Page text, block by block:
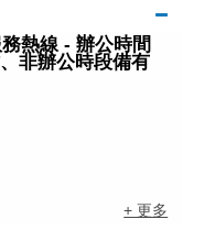
務熱線 - 辦公時間
非辦公時段備有
+ 更多